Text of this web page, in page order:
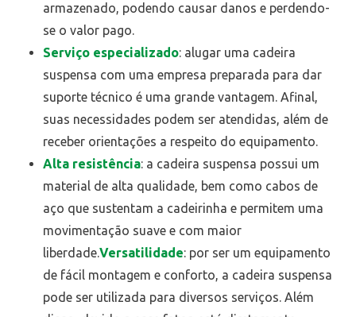
armazenado, podendo causar danos e perdendo-
se o valor pago.
Serviço especializado: alugar uma cadeira
suspensa com uma empresa preparada para dar
suporte técnico é uma grande vantagem. Afinal,
suas necessidades podem ser atendidas, além de
receber orientações a respeito do equipamento.
Alta resistência: a cadeira suspensa possui um
material de alta qualidade, bem como cabos de
aço que sustentam a cadeirinha e permitem uma
movimentação suave e com maior
liberdade.Versatilidade: por ser um equipamento
de fácil montagem e conforto, a cadeira suspensa
pode ser utilizada para diversos serviços. Além